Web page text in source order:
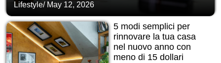
Lifestyle/ May 12, 2026
5 modi semplici per
rinnovare la tua casa
nel nuovo anno con
meno di 15 dollari